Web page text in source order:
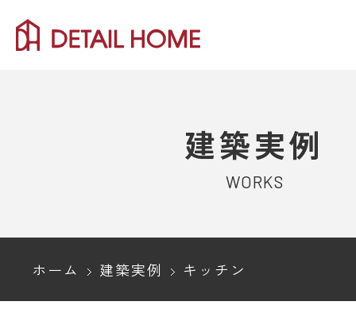
建築実例
WORKS
ホーム 建築実例 キッチン